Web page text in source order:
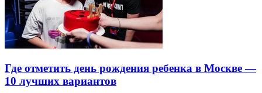
Где отметить день рождения ребенка в Москве —
10 лучших вариантов